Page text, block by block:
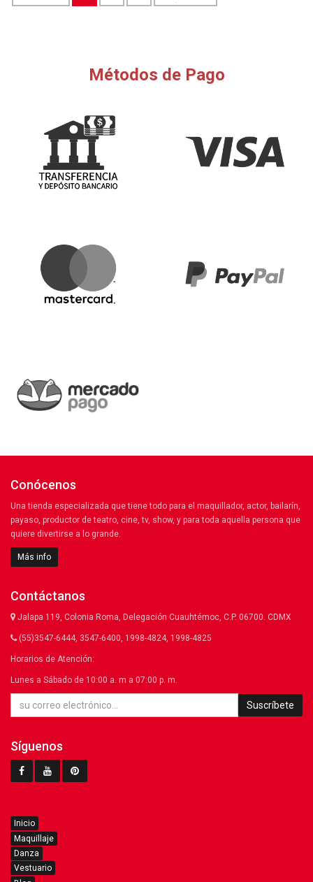
Métodos de Pago
Conócenos
Una tienda especializada que tiene todo para el maquillador, actor, bailarín,
payaso, productor de teatro, cine, tv, show, y para toda aquella persona que
quiere divertirse a lo grande.
Más info
Contáctanos
Jalapa 119, Colonia Roma, Delegación Cuauhtémoc, C.P. 06700. CDMX
(55)3547-6444, 3547-6400, 1998-4824, 1998-4825
Horarios de Atención:
Lunes a Sábado de 10:00 a. m a 07:00 p. m.
Suscríbete
Síguenos
Inicio
Maquillaje
Danza
Vestuario